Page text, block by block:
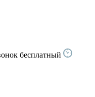
бесплатный